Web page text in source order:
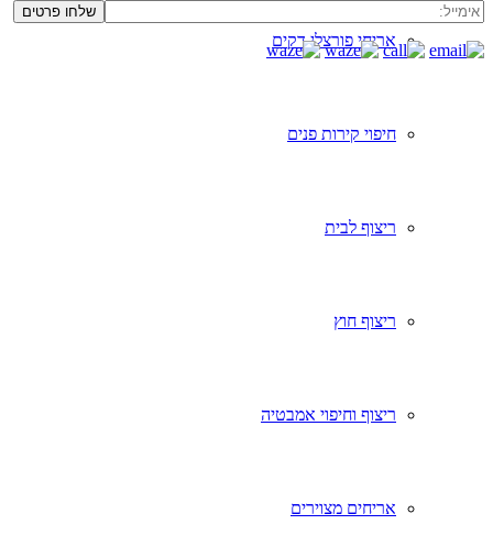
אריחי פורצלן דקים
חיפוי קירות פנים
ריצוף לבית
ריצוף חוץ
ריצוף וחיפוי אמבטיה
אריחים מצוירים